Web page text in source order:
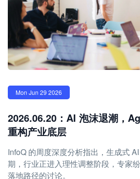
Mon Jun 29 2026
2026.06.20：AI 泡沫退潮，
重构产业底层
InfoQ 的周度深度分析指出，生成式
期，行业正进入理性调整阶段，专家
落地路径的讨论。